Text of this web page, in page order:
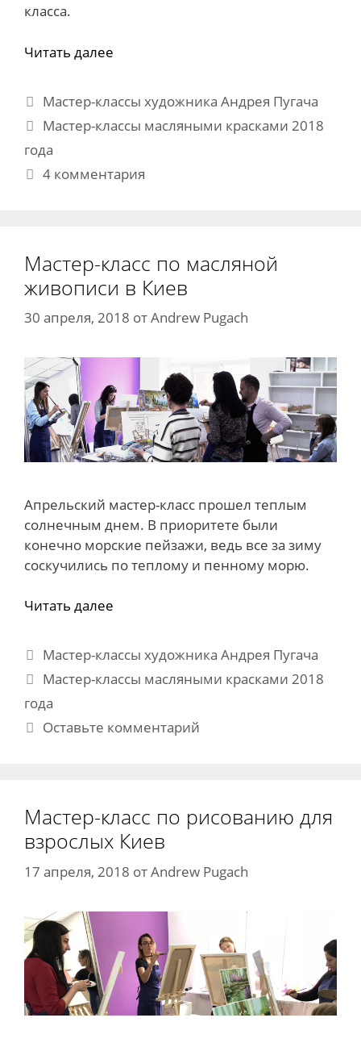
класса.
Читать далее
Рубрики
Мастер-классы художника Андрея Пугача
Метки
Мастер-классы масляными красками 2018
года
4 комментария
Мастер-класс по масляной
живописи в Киев
30 апреля, 2018 отAndrew Pugach
Апрельский мастер-класс прошел теплым
солнечным днем. В приоритете были
конечно морские пейзажи, ведь все за зиму
соскучились по теплому и пенному морю.
Читать далее
Рубрики
Мастер-классы художника Андрея Пугача
Метки
Мастер-классы масляными красками 2018
года
Оставьте комментарий
Мастер-класс по рисованию для
взрослых Киев
17 апреля, 2018 отAndrew Pugach